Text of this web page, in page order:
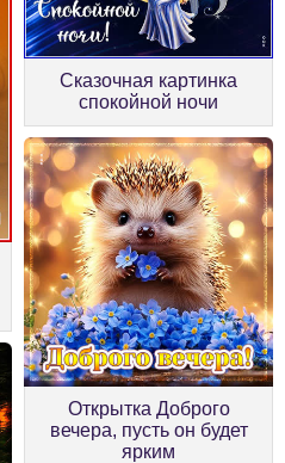
Сказочная картинка
спокойной ночи
Открытка Доброго
вечера, пусть он будет
ярким